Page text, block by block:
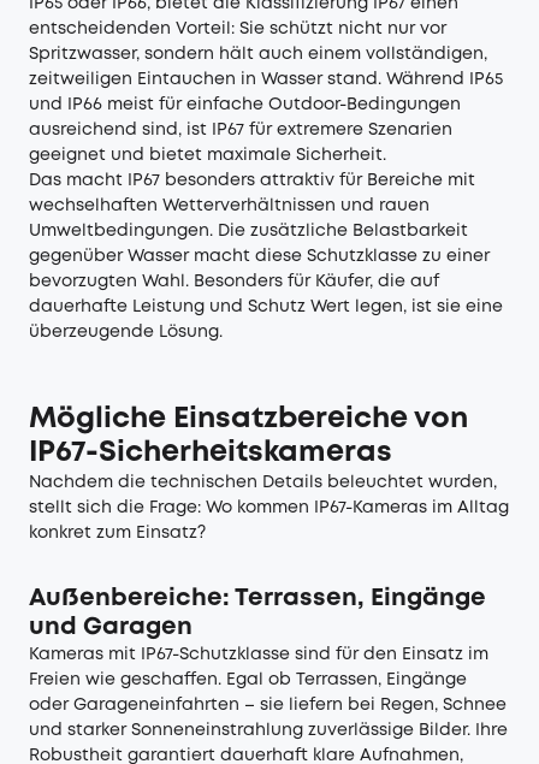
IP65 oder IP66, bietet die Klassifizierung IP67 einen
entscheidenden Vorteil: Sie schützt nicht nur vor
Spritzwasser, sondern hält auch einem vollständigen,
zeitweiligen Eintauchen in Wasser stand. Während IP65
und IP66 meist für einfache Outdoor-Bedingungen
ausreichend sind, ist IP67 für extremere Szenarien
geeignet und bietet maximale Sicherheit.
Das macht IP67 besonders attraktiv für Bereiche mit
wechselhaften Wetterverhältnissen und rauen
Umweltbedingungen. Die zusätzliche Belastbarkeit
gegenüber Wasser macht diese Schutzklasse zu einer
bevorzugten Wahl. Besonders für Käufer, die auf
dauerhafte Leistung und Schutz Wert legen, ist sie eine
überzeugende Lösung.
Mögliche Einsatzbereiche von
IP67-Sicherheitskameras
Nachdem die technischen Details beleuchtet wurden,
stellt sich die Frage: Wo kommen IP67-Kameras im Alltag
konkret zum Einsatz?
Außenbereiche: Terrassen, Eingänge
und Garagen
Kameras mit IP67-Schutzklasse sind für den Einsatz im
Freien wie geschaffen. Egal ob Terrassen, Eingänge
oder Garageneinfahrten – sie liefern bei Regen, Schnee
und starker Sonneneinstrahlung zuverlässige Bilder. Ihre
Robustheit garantiert dauerhaft klare Aufnahmen,